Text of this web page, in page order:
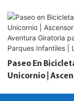
Paseo En
Unicornio |